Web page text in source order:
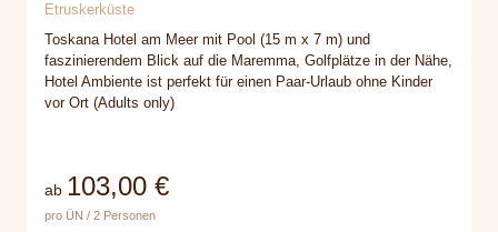
Etruskerküste
Toskana Hotel am Meer mit Pool (15 m x 7 m) und
faszinierendem Blick auf die Maremma, Golfplätze in der Nähe,
Hotel Ambiente ist perfekt für einen Paar-Urlaub ohne Kinder
vor Ort (Adults only)
ab 103,00 €
pro ÜN / 2 Personen